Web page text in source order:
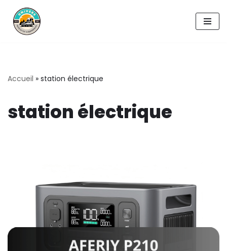
Aller
Accueil » station électrique
station électrique